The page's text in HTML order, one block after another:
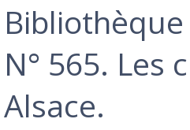
N° 565. Les
Alsace.‎